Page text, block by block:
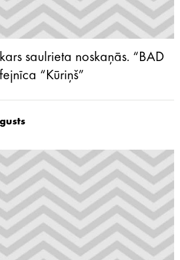
saulrieta noskaņās. “BAD
“Kūriņš”